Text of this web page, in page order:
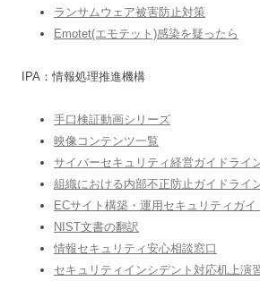
ランサムウェア被害防止対策
Emotet(エモテット)感染を疑ったら
IPA：情報処理推進機構
手口検証動画シリーズ
映像コンテンツ一覧
サイバーセキュリティ経営ガイドライ
組織における内部不正防止ガイドライ
ECサイト構築・運用セキュリティガイ
NIST文書の翻訳
情報セキュリティ安心相談窓口
セキュリティインシデント対応机上演